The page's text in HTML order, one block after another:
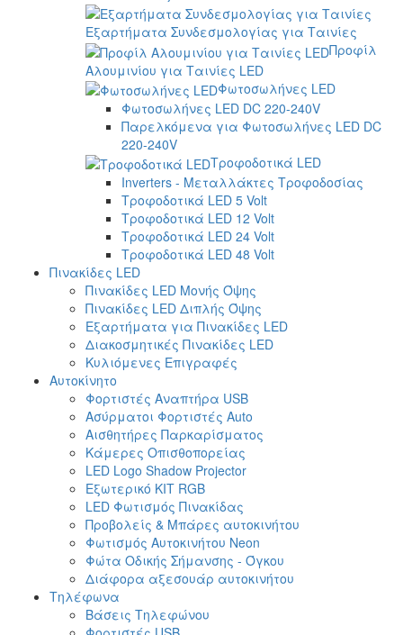
Εξαρτήματα Συνδεσμολογίας για Ταινίες
Προφίλ
Αλουμινίου για Ταινίες LED
Φωτοσωλήνες LED
Φωτοσωλήνες LED DC 220-240V
Παρελκόμενα για Φωτοσωλήνες LED DC
220-240V
Τροφοδοτικά LED
Inverters - Μεταλλάκτες Τροφοδοσίας
Τροφοδοτικά LED 5 Volt
Τροφοδοτικά LED 12 Volt
Τροφοδοτικά LED 24 Volt
Τροφοδοτικά LED 48 Volt
Πινακίδες LED
Πινακίδες LED Μονής Όψης
Πινακίδες LED Διπλής Όψης
Εξαρτήματα για Πινακίδες LED
Διακοσμητικές Πινακίδες LED
Κυλιόμενες Επιγραφές
Αυτοκίνητο
Φορτιστές Αναπτήρα USB
Ασύρματοι Φορτιστές Auto
Αισθητήρες Παρκαρίσματος
Κάμερες Οπισθοπορείας
LED Logo Shadow Projector
Εξωτερικό ΚΙΤ RGB
LED Φωτισμός Πινακίδας
Προβολείς & Μπάρες αυτοκινήτου
Φωτισμός Αυτοκινήτου Neon
Φώτα Οδικής Σήμανσης - Όγκου
Διάφορα αξεσουάρ αυτοκινήτου
Τηλέφωνα
Βάσεις Τηλεφώνου